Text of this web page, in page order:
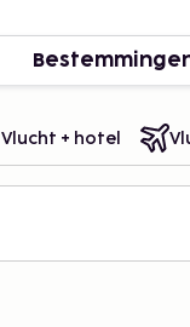
Vlucht + hotel